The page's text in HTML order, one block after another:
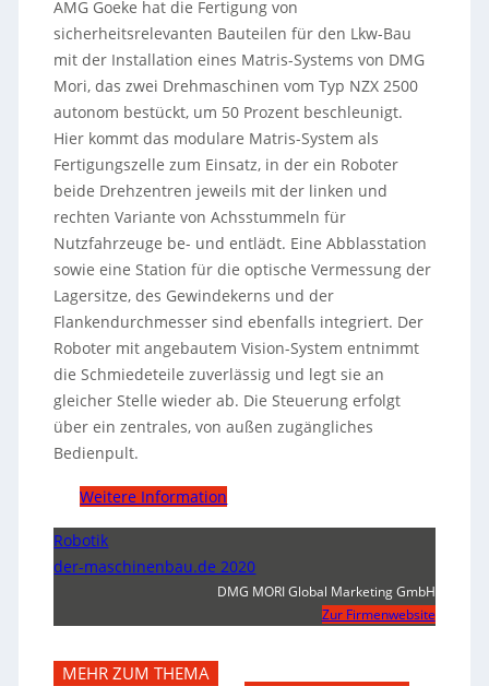
AMG Goeke hat die Fertigung von
sicherheitsrelevanten Bauteilen für den Lkw-Bau
mit der Installation eines Matris-Systems von DMG
Mori, das zwei Drehmaschinen vom Typ NZX 2500
autonom bestückt, um 50 Prozent beschleunigt.
Hier kommt das modulare Matris-System als
Fertigungszelle zum Einsatz, in der ein Roboter
beide Drehzentren jeweils mit der linken und
rechten Variante von Achsstummeln für
Nutzfahrzeuge be- und entlädt. Eine Abblasstation
sowie eine Station für die optische Vermessung der
Lagersitze, des Gewindekerns und der
Flankendurchmesser sind ebenfalls integriert. Der
Roboter mit angebautem Vision-System entnimmt
die Schmiedeteile zuverlässig und legt sie an
gleicher Stelle wieder ab. Die Steuerung erfolgt
über ein zentrales, von außen zugängliches
Bedienpult.
Weitere Information
Robotik
der-maschinenbau.de 2020
DMG MORI Global Marketing GmbH
Zur Firmenwebsite
MEHR ZUM THEMA